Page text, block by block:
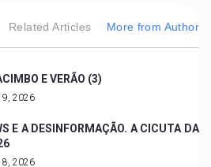
Related Articles More from Author
E VERÃO (3)
9, 2026
E A DESINFORMAÇÃO. A CICUTA DA
8, 2026